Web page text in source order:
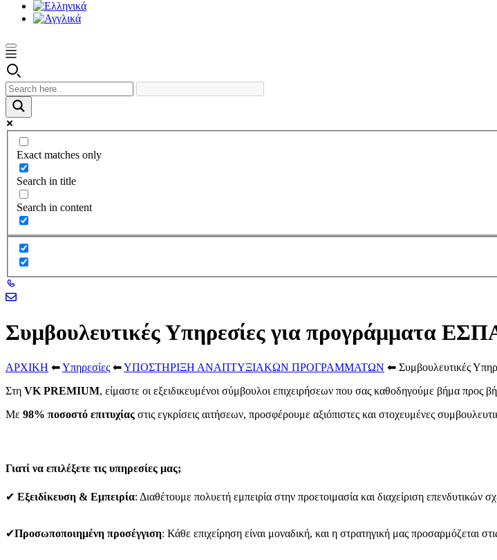
Exact matches only
Search in title
Search in content
Συμβουλευτικές Υπηρεσίες για προγράμματα
ΑΡΧΙΚΗ ⬅Υπηρεσίες ⬅ΥΠΟΣΤΗΡΙΞΗ ΑΝΑΠΤΥΞΙΑΚΩΝ ΠΡΟΓΡΑΜΜΑΤΩΝ ⬅ Συμβουλευτικές
Στη VK PREMIUM, είμαστε οι εξειδικευμένοι σύμβουλοι επιχειρήσεων που σας καθοδηγούμε βήμα προς
Με 98% ποσοστό επιτυχίας στις εγκρίσεις αιτήσεων, προσφέρουμε αξιόπιστες και στοχευμένες
Γιατί να επιλέξετε τις υπηρεσίες μας;
✔ Εξειδίκευση & Εμπειρία: Διαθέτουμε πολυετή εμπειρία στην προετοιμασία και διαχείριση επενδυτικών
✔Προσωποποιημένη προσέγγιση: Κάθε επιχείρηση είναι μοναδική, και η στρατηγική μας προσαρμόζεται